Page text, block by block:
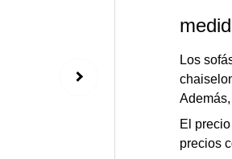
Los
El
precios